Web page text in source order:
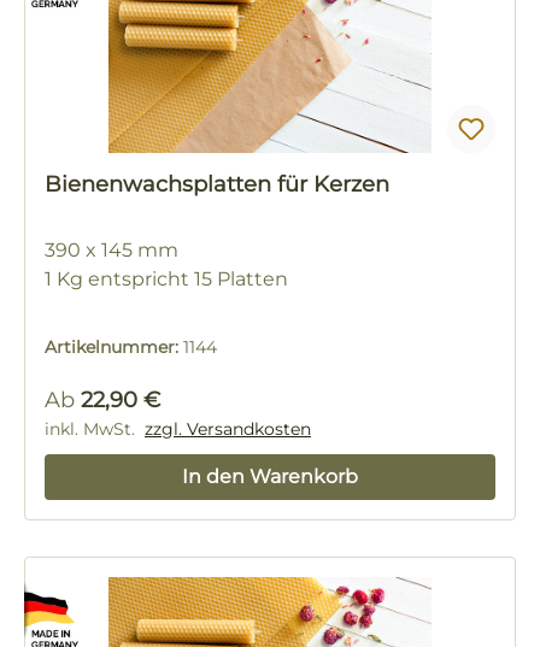
Bienenwachsplatten für Kerzen
390 x 145 mm
1 Kg entspricht 15 Platten
Artikelnummer: 1144
Regulärer Preis:
Ab 22,90 €
inkl. MwSt. zzgl. Versandkosten
In den Warenkorb